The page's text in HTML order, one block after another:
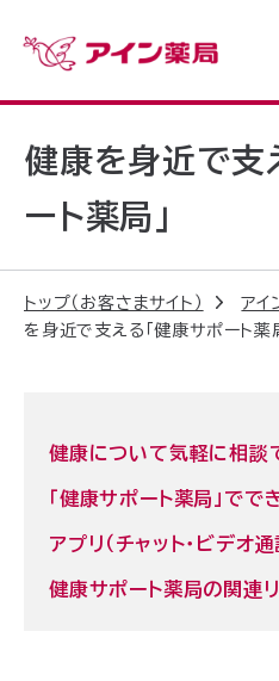
健康を身近で支
ート薬局」
トップ（お客さまサイト） アイ
を身近で支える「健康サポート薬
健康について気軽に相談
「健康サポート薬局」でで
アプリ（チャット・ビデオ
健康サポート薬局の関連